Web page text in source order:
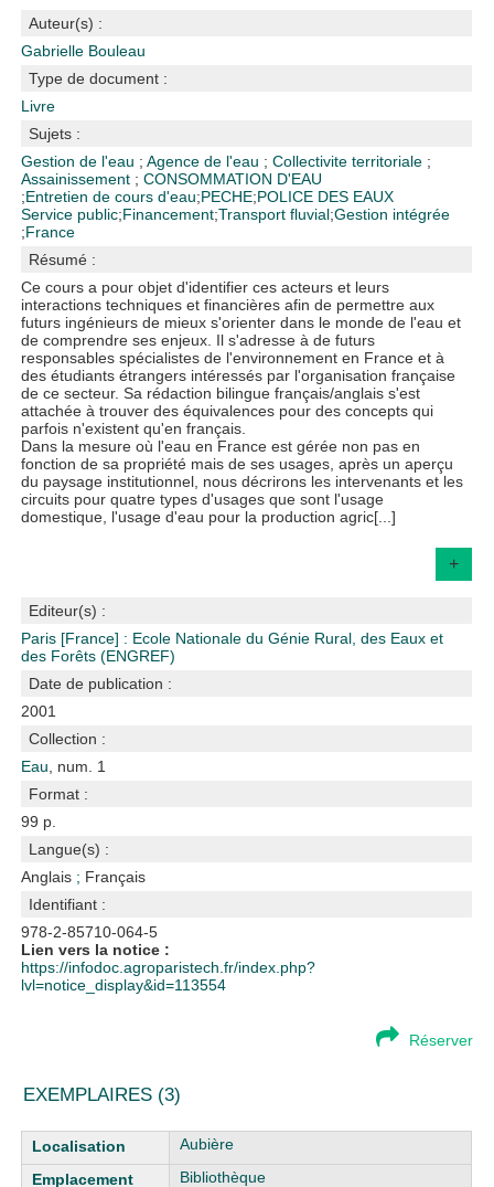
Auteur(s) :
Gabrielle Bouleau
Type de document :
Livre
Sujets :
Gestion de l'eau ;Agence de l'eau ;Collectivite territoriale ;
Assainissement ;CONSOMMATION D'EAU
;Entretien de cours d'eau;PECHE;POLICE DES EAUX
Service public;Financement;Transport fluvial;Gestion intégrée
;France
Résumé :
Ce cours a pour objet d'identifier ces acteurs et leurs
interactions techniques et financières afin de permettre aux
futurs ingénieurs de mieux s'orienter dans le monde de l'eau et
de comprendre ses enjeux. Il s'adresse à de futurs
responsables spécialistes de l'environnement en France et à
des étudiants étrangers intéressés par l'organisation française
de ce secteur. Sa rédaction bilingue français/anglais s'est
attachée à trouver des équivalences pour des concepts qui
parfois n'existent qu'en français.
Dans la mesure où l'eau en France est gérée non pas en
fonction de sa propriété mais de ses usages, après un aperçu
du paysage institutionnel, nous décrirons les intervenants et les
circuits pour quatre types d'usages que sont l'usage
domestique, l'usage d'eau pour la production agric[...]
+
Editeur(s) :
Paris [France] : Ecole Nationale du Génie Rural, des Eaux et
des Forêts (ENGREF)
Date de publication :
2001
Collection :
Eau , num. 1
Format :
99 p.
Langue(s) :
Anglais ; Français
Identifiant :
978-2-85710-064-5
Lien vers la notice :
https://infodoc.agroparistech.fr/index.php?
lvl=notice_display&id=113554
Réserver
EXEMPLAIRES (3)
Liste des exemplaires
Aubière
Bibliothèque